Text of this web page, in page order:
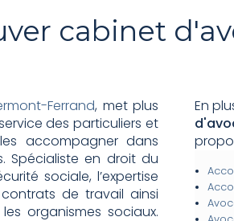
cabinet
Ferrand, met plus
des particuliers et
accompagner dans
Spécialiste en droit du
sociale, l’expertise
de travail ainsi
organismes sociaux.
En